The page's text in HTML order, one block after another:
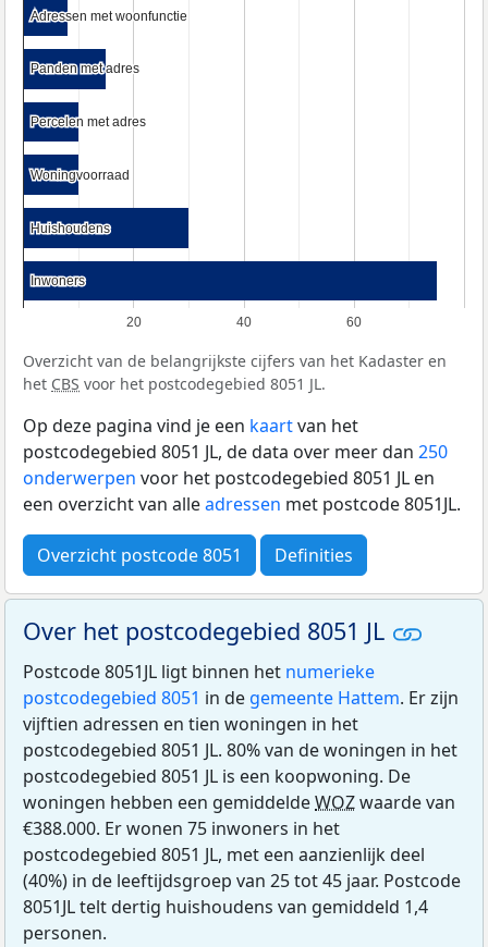
20 40 60
Adressen met woonfunctie
Adressen met woonfunctie
Panden met adres
Panden met adres
Percelen met adres
Percelen met adres
Woningvoorraad
Woningvoorraad
Huishoudens
Huishoudens
Inwoners
Inwoners
Overzicht van de belangrijkste cijfers van het Kadaster en
het CBS voor het postcodegebied 8051 JL.
Op deze pagina vind je een kaartvan het
postcodegebied 8051 JL, de data over meer dan 250
onderwerpen voor het postcodegebied 8051 JL en
een overzicht van alleadressen met postcode 8051JL.
Overzicht postcode 8051 Definities
Over het postcodegebied 8051 JL
Postcode 8051JL ligt binnen het numerieke
postcodegebied 8051 in de gemeente Hattem. Er zijn
vijftien adressen en tien woningen in het
postcodegebied 8051 JL. 80% van de woningen in het
postcodegebied 8051 JL is een koopwoning. De
woningen hebben een gemiddeldeWOZwaarde van
€388.000. Er wonen 75 inwoners in het
postcodegebied 8051 JL, met een aanzienlijk deel
(40%) in de leeftijdsgroep van 25 tot 45 jaar. Postcode
8051JL telt dertig huishoudens van gemiddeld 1,4
personen.